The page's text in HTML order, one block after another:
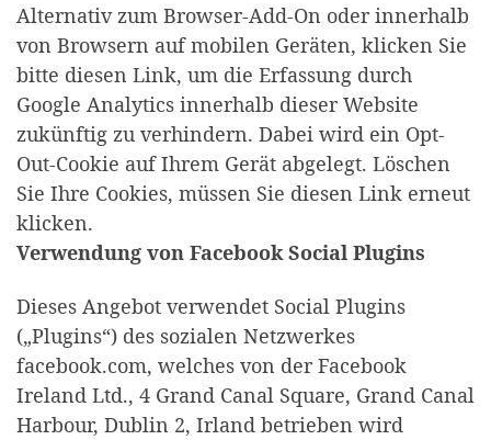
Alternativ zum Browser-Add-On oder innerhalb
von Browsern auf mobilen Geräten, klicken Sie
bitte diesen Link, um die Erfassung durch
Google Analytics innerhalb dieser Website
zukünftig zu verhindern. Dabei wird ein Opt-
Out-Cookie auf Ihrem Gerät abgelegt. Löschen
Sie Ihre Cookies, müssen Sie diesen Link erneut
klicken.
Verwendung von Facebook Social Plugins
Dieses Angebot verwendet Social Plugins
(„Plugins“) des sozialen Netzwerkes
facebook.com, welches von der Facebook
Ireland Ltd., 4 Grand Canal Square, Grand Canal
Harbour, Dublin 2, Irland betrieben wird